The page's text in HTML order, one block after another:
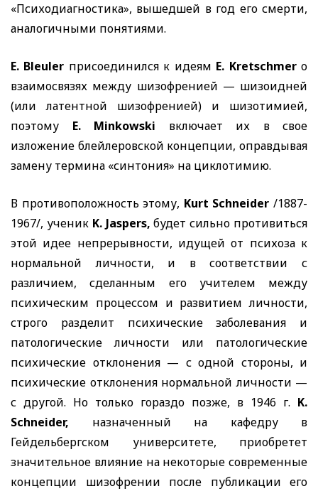
«Психодиагностика», вышедшей в год его смерти,
аналогичными понятиями.
E. Bleuler присоединился к идеям E. Kretschmerо
взаимосвязях между шизофренией — шизоидней
(или латентной шизофренией) и шизотимией,
поэтому E. Minkowski включает их в свое
изложение блейлеровской концепции, оправдывая
замену термина «синтония» на циклотимию.
В противоположность этому, Kurt Schneider/1887-
1967/, ученик K. Jaspers,будет сильно противиться
этой идее непрерывности, идущей от психоза к
нормальной личности, и в соответствии с
различием, сделанным его учителем между
психическим процессом и развитием личности,
строго разделит психические заболевания и
патологические личности или патологические
психические отклонения — с одной стороны, и
психические отклонения нормальной личности —
с другой. Но только гораздо позже, в 1946 г. K.
Schneider, назначенный на кафедру в
Гейдельбергском университете, приобретет
значительное влияние на некоторые современные
концепции шизофрении после публикации его